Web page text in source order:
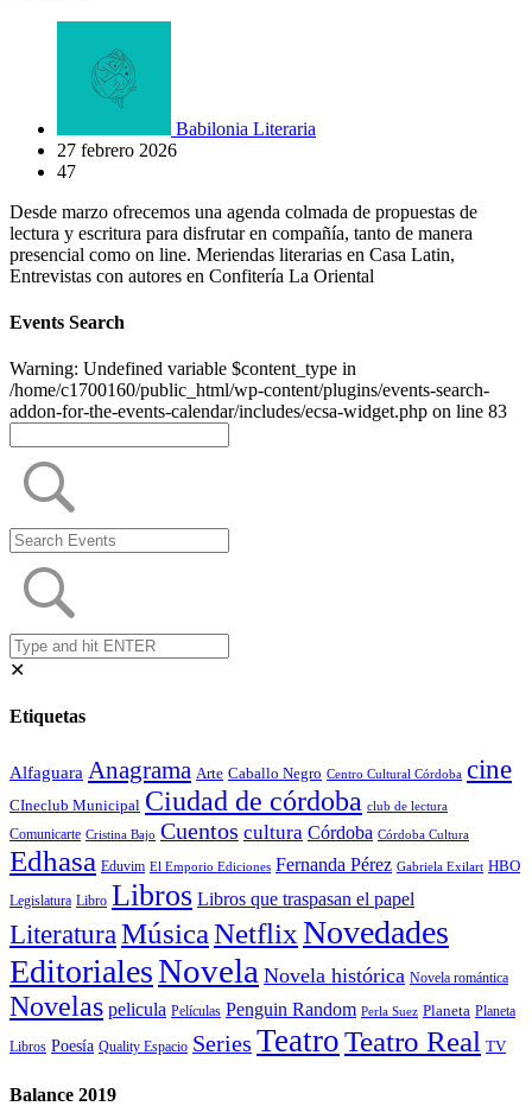
Babilonia Literaria
27 febrero 2026
47
Desde marzo ofrecemos una agenda colmada de propuestas de
lectura y escritura para disfrutar en compañía, tanto de manera
presencial como on line. Meriendas literarias en Casa Latin,
Entrevistas con autores en Confitería La Oriental
Events Search
Warning: Undefined variable $content_type in
/home/c1700160/public_html/wp-content/plugins/events-search-
addon-for-the-events-calendar/includes/ecsa-widget.php on line 83
✕
Etiquetas
Alfaguara Anagrama Arte Caballo Negro Centro Cultural Córdoba cine
CIneclub Municipal Ciudad de córdoba club de lectura
Comunicarte Cristina Bajo Cuentos cultura Córdoba Córdoba Cultura
Edhasa Eduvim El Emporio Ediciones Fernanda Pérez Gabriela Exilart HBO
Legislatura Libro Libros Libros que traspasan el papel
LiteraturaMúsicaNetflixNovedades
EditorialesNovela Novela histórica Novela romántica
Novelas pelicula Películas Penguin Random Perla Suez Planeta Planeta
Libros Poesía Quality Espacio Series TeatroTeatro Real TV
Balance 2019